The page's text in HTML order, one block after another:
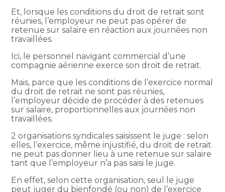
Et, lorsque les conditions du droit de retrait sont
réunies, l’employeur ne peut pas opérer de
retenue sur salaire en réaction aux journées non
travaillées.
Ici, le personnel navigant commercial d’une
compagnie aérienne exerce son droit de retrait.
Mais, parce que les conditions de l’exercice normal
du droit de retrait ne sont pas réunies,
l’employeur décide de procéder à des retenues
sur salaire, proportionnelles aux journées non
travaillées.
2 organisations syndicales saisissent le juge : selon
elles, l’exercice, même injustifié, du droit de retrait
ne peut pas donner lieu à une retenue sur salaire
tant que l’employeur n’a pas saisi le juge.
En effet, selon cette organisation, seul le juge
peut juger du bienfondé (ou non) de l’exercice